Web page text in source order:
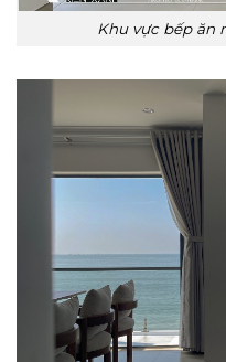
Khu vực bếp ăn